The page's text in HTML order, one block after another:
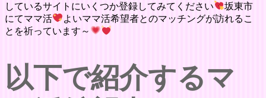
しているサイトにいくつか登録してみてください
坂東市
にてママ活
よいママ活希望者とのマッチングが訪れるこ
とを祈っています～
以下で紹介するマ